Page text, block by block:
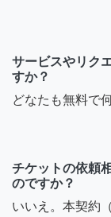
サービスやリク
すか？
どなたも無料で
チケットの依頼
のですか？
いいえ。本契約